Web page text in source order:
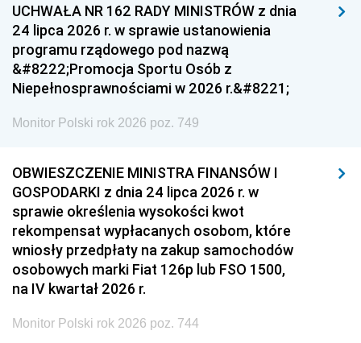
UCHWAŁA NR 162 RADY MINISTRÓW z dnia
24 lipca 2026 r. w sprawie ustanowienia
programu rządowego pod nazwą
&#8222;Promocja Sportu Osób z
Niepełnosprawnościami w 2026 r.&#8221;
Monitor Polski rok 2026 poz. 749
OBWIESZCZENIE MINISTRA FINANSÓW I
GOSPODARKI z dnia 24 lipca 2026 r. w
sprawie określenia wysokości kwot
rekompensat wypłacanych osobom, które
wniosły przedpłaty na zakup samochodów
osobowych marki Fiat 126p lub FSO 1500,
na IV kwartał 2026 r.
Monitor Polski rok 2026 poz. 744